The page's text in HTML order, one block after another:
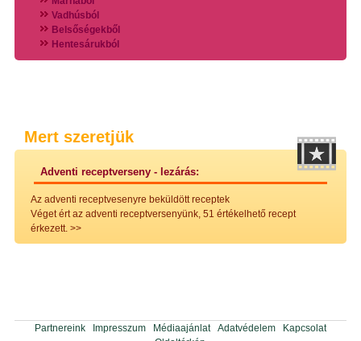
Vadhúsból
Belsőségekből
Hentesárukból
Vadszárnyasokból
Köretek
Klasszikus főzelékek
Zöldséges ételek
Hidegkonyhai készítmények
Főtt tészták
Zsiradékban sült tészták
Sütőben sült tészták
Házi befőzés
Pácok
Mert szeretjük
Adventi receptverseny - lezárás:
Az adventi receptvesenyre beküldött receptek
Véget ért az adventi receptversenyünk, 51 értékelhető recept
érkezett. >>
Partnereink Impresszum Médiaajánlat Adatvédelem
Kapcsolat